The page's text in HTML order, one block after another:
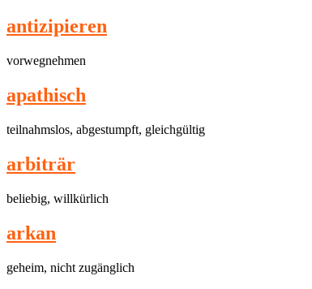
antizipieren
vorwegnehmen
apathisch
teilnahmslos, abgestumpft, gleichgültig
ar­bi­t­rär
beliebig, willkürlich
arkan
geheim, nicht zugänglich